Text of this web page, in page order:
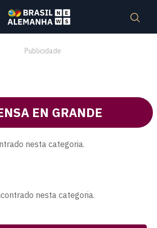
Publicidade
EN GRANDE
nesta categoria.
nesta categoria.